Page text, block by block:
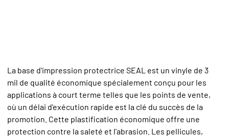
La base d'impression protectrice SEAL est un vinyle de 3
mil de qualité économique spécialement conçu pour les
applications à court terme telles que les points de vente,
où un délai d'exécution rapide est la clé du succès de la
promotion. Cette plastification économique offre une
protection contre la saleté et l'abrasion. Les pellicules,